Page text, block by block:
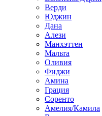
Верди
Юджин
Дана
Алези
Манхэттен
Мальта
Оливия
Фиджи
Амина
Грация
Соренто
Амелия/Камила